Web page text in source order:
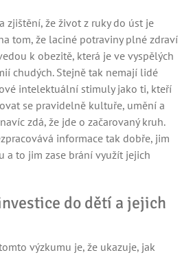
zjištění, že život z ruky do úst je
tom, že laciné potraviny plné zdraví
k obezitě, která je ve vyspělých
chudých. Stejně tak nemají lidé
intelektuální stimuly jako ti, kteří
se pravidelně kultuře, umění a
zdá, že jde o začarovaný kruh.
informace tak dobře, jim
a to jim zase brání využít jejich
do dětí a jejich
výzkumu je, že ukazuje, jak